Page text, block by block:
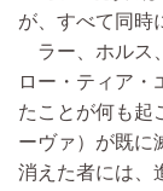
が、すべて同時
ラー、ホルス
ロー・ティア・
たことが何も起
ーヴァ）が既に
消えた者には、